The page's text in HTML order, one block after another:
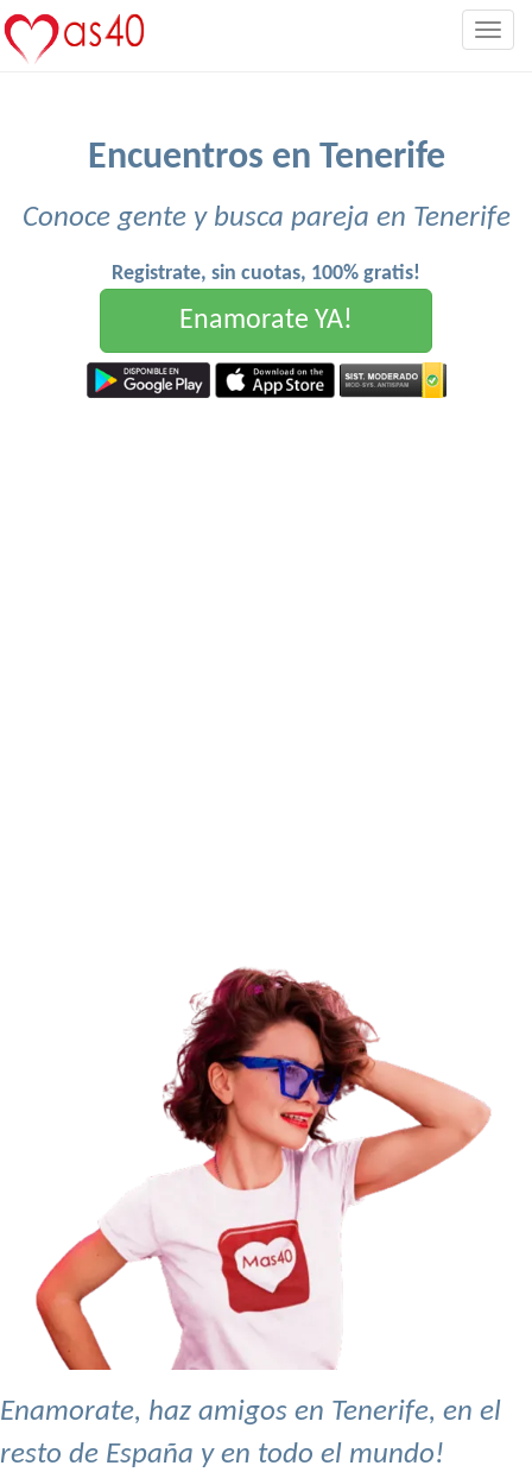
Encuentros en Tenerife
Conoce gente y busca pareja en Tenerife
Registrate, sin cuotas, 100% gratis!
Enamorate YA!
Enamorate, haz amigos en Tenerife, en el
resto de España y en todo el mundo!